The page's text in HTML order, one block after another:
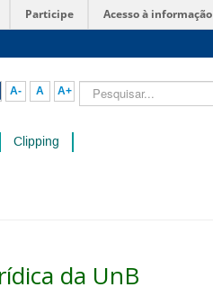
Participe Acesso à informação
A- A A+ Pesquisar...
Clipping
da UnB